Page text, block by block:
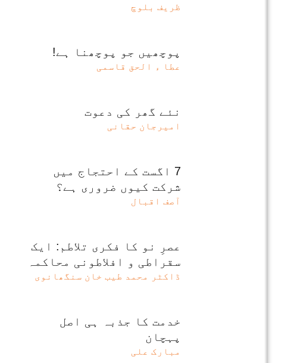
ظریف بلوچ
پوچھیں جو پوچھنا ہے!
عطا ء الحق قاسمی
نئے گھر کی دعوت
امیرجان حقانی
7 اگست کے احتجاج میں
شرکت کیوں ضروری ہے؟
آصف اقبال
عصرِ نو کا فکری تلاطم: ایک
سقراطی و افلاطونی محاکمہ
ڈاکٹر محمد طیب خان سنگھانوی
خدمت کا جذبہ ہی اصل
پہچان
مبارک علی